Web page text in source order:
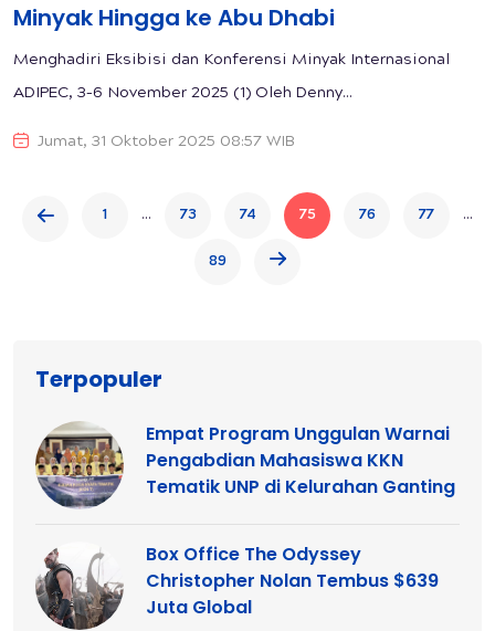
Minyak Hingga ke Abu Dhabi
Menghadiri Eksibisi dan Konferensi Minyak Internasional
ADIPEC, 3–6 November 2025 (1) Oleh Denny...
Jumat, 31 Oktober 2025 08:57 WIB
1 ... 73 74 75 76 77 ...
89
Terpopuler
Empat Program Unggulan Warnai
Pengabdian Mahasiswa KKN
Tematik UNP di Kelurahan Ganting
Box Office The Odyssey
Christopher Nolan Tembus $639
Juta Global